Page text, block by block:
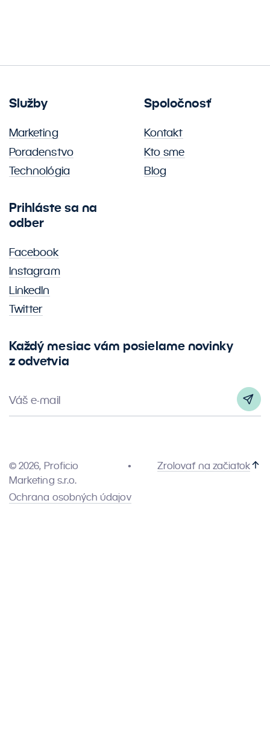
Služby
Marketing
Poradenstvo
Technológia
Spoločnosť
Kontakt
Kto sme
Blog
Prihláste sa na
odber
Facebook
Instagram
LinkedIn
Twitter
Každý mesiac vám posielame novinky
z odvetvia
Váš e-mail
© 2026, Proficio
Marketing s.r.o.
Ochrana osobných údajov
Zrolovať na začiatok